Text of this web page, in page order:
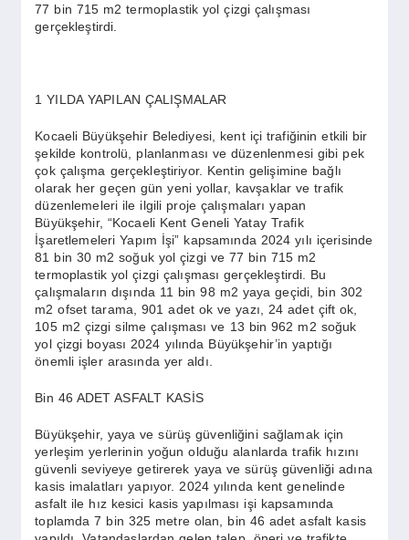
YAŞAM
77 bin 715 m2 termoplastik yol çizgi çalışması
gerçekleştirdi.
1 YILDA YAPILAN ÇALIŞMALAR
Kocaeli Büyükşehir Belediyesi, kent içi trafiğinin etkili bir
şekilde kontrolü, planlanması ve düzenlenmesi gibi pek
çok çalışma gerçekleştiriyor. Kentin gelişimine bağlı
olarak her geçen gün yeni yollar, kavşaklar ve trafik
düzenlemeleri ile ilgili proje çalışmaları yapan
Büyükşehir, “Kocaeli Kent Geneli Yatay Trafik
İşaretlemeleri Yapım İşi” kapsamında 2024 yılı içerisinde
81 bin 30 m2 soğuk yol çizgi ve 77 bin 715 m2
termoplastik yol çizgi çalışması gerçekleştirdi. Bu
çalışmaların dışında 11 bin 98 m2 yaya geçidi, bin 302
m2 ofset tarama, 901 adet ok ve yazı, 24 adet çift ok,
105 m2 çizgi silme çalışması ve 13 bin 962 m2 soğuk
yol çizgi boyası 2024 yılında Büyükşehir’in yaptığı
önemli işler arasında yer aldı.
Bin 46 ADET ASFALT KASİS
Büyükşehir, yaya ve sürüş güvenliğini sağlamak için
yerleşim yerlerinin yoğun olduğu alanlarda trafik hızını
güvenli seviyeye getirerek yaya ve sürüş güvenliği adına
kasis imalatları yapıyor. 2024 yılında kent genelinde
asfalt ile hız kesici kasis yapılması işi kapsamında
toplamda 7 bin 325 metre olan, bin 46 adet asfalt kasis